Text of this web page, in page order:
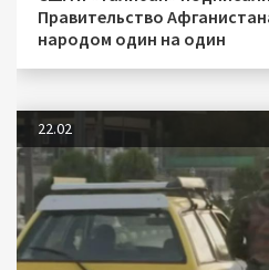
Правительство
народом один на один
22.02